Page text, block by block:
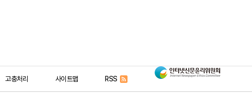
고충처리 사이트맵 RSS 인